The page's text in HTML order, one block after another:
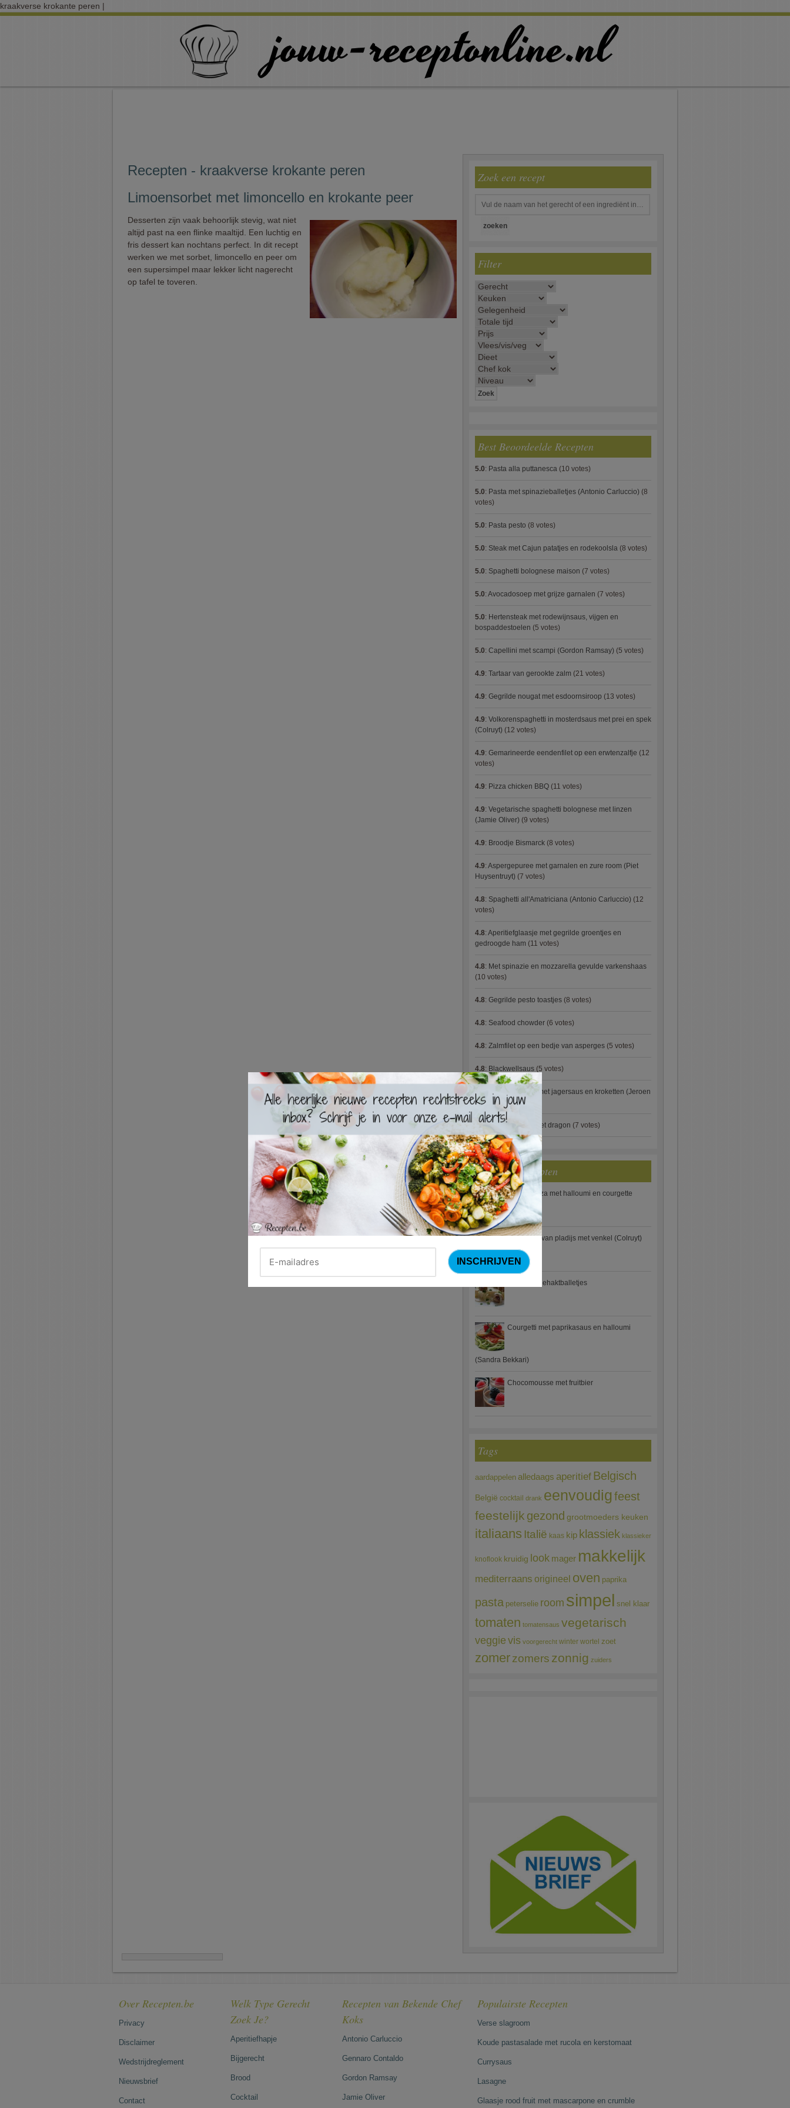
kraakverse krokante peren |
Recepten - kraakverse krokante peren
Limoensorbet met limoncello en krokante peer
Desserten zijn vaak behoorlijk stevig, wat niet
altijd past na een flinke maaltijd. Een luchtig en
fris dessert kan nochtans perfect. In dit recept
werken we met sorbet, limoncello en peer om
een supersimpel maar lekker licht nagerecht
op tafel te toveren.
Zoek een recept
Filter
Best Beoordeelde Recepten
5.0: Pasta alla puttanesca (10 votes)
5.0: Pasta met spinazieballetjes (Antonio Carluccio) (8
votes)
5.0: Pasta pesto (8 votes)
5.0: Steak met Cajun patatjes en rodekoolsla (8 votes)
5.0: Spaghetti bolognese maison (7 votes)
5.0: Avocadosoep met grijze garnalen (7 votes)
5.0: Hertensteak met rodewijnsaus, vijgen en
bospaddestoelen (5 votes)
5.0: Capellini met scampi (Gordon Ramsay) (5 votes)
4.9: Tartaar van gerookte zalm (21 votes)
4.9: Gegrilde nougat met esdoornsiroop (13 votes)
4.9: Volkorenspaghetti in mosterdsaus met prei en spek
(Colruyt) (12 votes)
4.9: Gemarineerde eendenfilet op een erwtenzalfje (12
votes)
4.9: Pizza chicken BBQ (11 votes)
4.9: Vegetarische spaghetti bolognese met linzen
(Jamie Oliver) (9 votes)
4.9: Broodje Bismarck (8 votes)
4.9: Aspergepuree met garnalen en zure room (Piet
Huysentruyt) (7 votes)
4.8: Spaghetti all'Amatriciana (Antonio Carluccio) (12
votes)
4.8: Aperitiefglaasje met gegrilde groentjes en
gedroogde ham (11 votes)
4.8: Met spinazie en mozzarella gevulde varkenshaas
(10 votes)
4.8: Gegrilde pesto toastjes (8 votes)
4.8: Seafood chowder (6 votes)
4.8: Zalmfilet op een bedje van asperges (5 votes)
4.8: Blackwellsaus (5 votes)
4.7
Varkenshaasje met jagersaus en kroketten (Jeroen
Meus)(15 votes)
4.7:Gestoofde kip met dragon (7 votes)
Nieuwste Recepten
Turkse pizza met halloumi en courgette
Waterzooi van pladijs met venkel (Colruyt)
Zweedse gehaktballetjes
Courgetti met paprikasaus en halloumi
(Sandra Bekkari)
Chocomousse met fruitbier
Tags
aardappelen alledaags aperitief Belgisch
België cocktail drank eenvoudigfeest
feestelijk gezond grootmoeders keuken
italiaans Italië kaas kip klassiek klassieker
knoflook kruidig look mager makkelijk
mediterraans origineel oven paprika
pasta peterselie room simpel snel klaar
tomaten tomatensaus vegetarisch
veggie vis voorgerecht winter wortel zoet
zomerzomers zonnig zuiders
Over Recepten.be
Privacy
Disclaimer
Wedstrijdreglement
Nieuwsbrief
Contact
Welk Type Gerecht
Zoek Je?
Aperitiefhapje
Bijgerecht
Brood
Cocktail
Recepten van Bekende Chef
Koks
Antonio Carluccio
Gennaro Contaldo
Gordon Ramsay
Jamie Oliver
Populairste Recepten
Verse slagroom
Koude pastasalade met rucola en kerstomaat
Currysaus
Lasagne
Glaasje rood fruit met mascarpone en crumble
×